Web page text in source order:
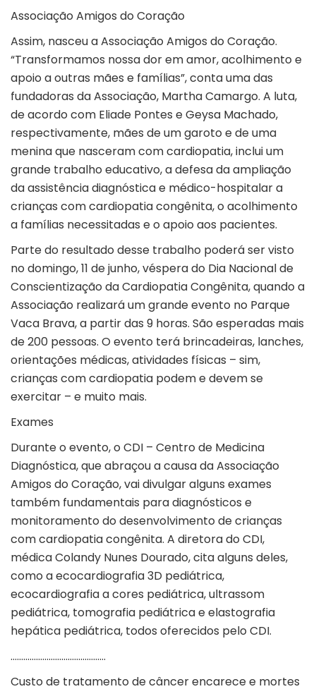
Associação Amigos do Coração
Assim, nasceu a Associação Amigos do Coração.
“Transformamos nossa dor em amor, acolhimento e
apoio a outras mães e famílias”, conta uma das
fundadoras da Associação, Martha Camargo. A luta,
de acordo com Eliade Pontes e Geysa Machado,
respectivamente, mães de um garoto e de uma
menina que nasceram com cardiopatia, inclui um
grande trabalho educativo, a defesa da ampliação
da assistência diagnóstica e médico-hospitalar a
crianças com cardiopatia congênita, o acolhimento
a famílias necessitadas e o apoio aos pacientes.
Parte do resultado desse trabalho poderá ser visto
no domingo, 11 de junho, véspera do Dia Nacional de
Conscientização da Cardiopatia Congênita, quando a
Associação realizará um grande evento no Parque
Vaca Brava, a partir das 9 horas. São esperadas mais
de 200 pessoas. O evento terá brincadeiras, lanches,
orientações médicas, atividades físicas – sim,
crianças com cardiopatia podem e devem se
exercitar – e muito mais.
Exames
Durante o evento, o CDI – Centro de Medicina
Diagnóstica, que abraçou a causa da Associação
Amigos do Coração, vai divulgar alguns exames
também fundamentais para diagnósticos e
monitoramento do desenvolvimento de crianças
com cardiopatia congênita. A diretora do CDI,
médica Colandy Nunes Dourado, cita alguns deles,
como a ecocardiografia 3D pediátrica,
ecocardiografia a cores pediátrica, ultrassom
pediátrica, tomografia pediátrica e elastografia
hepática pediátrica, todos oferecidos pelo CDI.
………………………………………
Custo de tratamento de câncer encarece e mortes